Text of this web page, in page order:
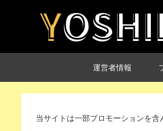
運営者情報
当サイトは一部プロモーションを含